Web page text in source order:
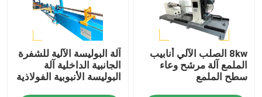
8kw الصلب الآلي أنابيب
الملمع آلة مرشح وعاء
سطح الملمع
آلة البوليسة الآلية للشفرة
الجانبية الداخلية آلة
البوليسة الأنبوبية الفولاذية